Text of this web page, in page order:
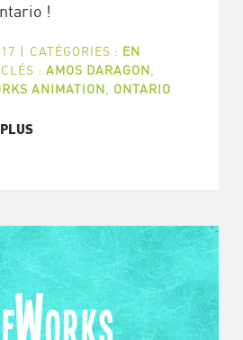
!
| CATÉGORIES : EN
: AMOS DARAGON,
ANIMATION, ONTARIO